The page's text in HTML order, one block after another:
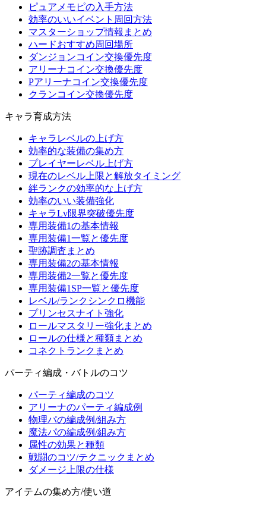
ピュアメモピの入手方法
効率のいいイベント周回方法
マスターショップ情報まとめ
ハードおすすめ周回場所
ダンジョンコイン交換優先度
アリーナコイン交換優先度
Pアリーナコイン交換優先度
クランコイン交換優先度
キャラ育成方法
キャラレベルの上げ方
効率的な装備の集め方
プレイヤーレベル上げ方
現在のレベル上限と解放タイミング
絆ランクの効率的な上げ方
効率のいい装備強化
キャラLv限界突破優先度
専用装備1の基本情報
専用装備1一覧と優先度
聖跡調査まとめ
専用装備2の基本情報
専用装備2一覧と優先度
専用装備1SP一覧と優先度
レベル/ランクシンクロ機能
プリンセスナイト強化
ロールマスタリー強化まとめ
ロールの仕様と種類まとめ
コネクトランクまとめ
パーティ編成・バトルのコツ
パーティ編成のコツ
アリーナのパーティ編成例
物理パの編成例/組み方
魔法パの編成例/組み方
属性の効果と種類
戦闘のコツ/テクニックまとめ
ダメージ上限の仕様
アイテムの集め方/使い道